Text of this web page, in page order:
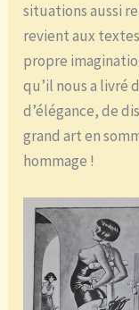
situations aussi
revient aux
propre
qu’il nous a livré
d’élégance, de
grand art en
hommage !